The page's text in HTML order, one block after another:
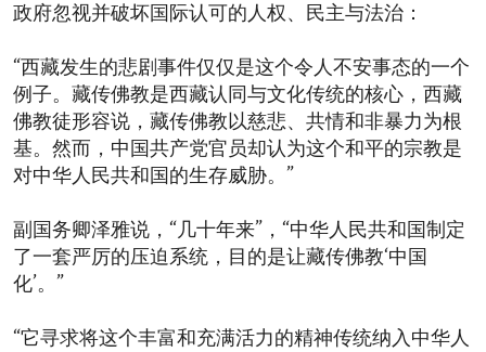
政府忽视并破坏国际认可的人权、民主与法治：
“西藏发生的悲剧事件仅仅是这个令人不安事态的一个
例子。藏传佛教是西藏认同与文化传统的核心，西藏
佛教徒形容说，藏传佛教以慈悲、共情和非暴力为根
基。然而，中国共产党官员却认为这个和平的宗教是
对中华人民共和国的生存威胁。”
副国务卿泽雅说，“几十年来”，“中华人民共和国制定
了一套严厉的压迫系统，目的是让藏传佛教‘中国
化’。”
“它寻求将这个丰富和充满活力的精神传统纳入中华人